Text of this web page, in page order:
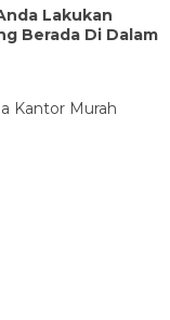
Lakukan
Berada Di Dalam
Kantor Murah